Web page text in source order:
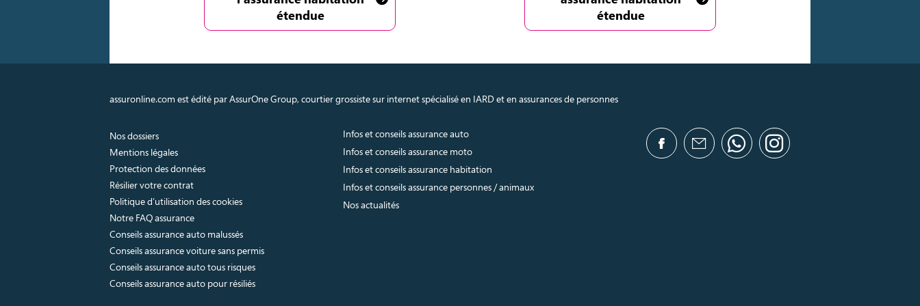
étendue
étendue
assuronline.com est édité par AssurOne Group, courtier grossiste sur internet spécialisé en IARD et en assurances de personnes
Nos dossiers
Mentions légales
Protection des données
Résilier votre contrat
Politique d’utilisation des cookies
Notre FAQ assurance
Conseils assurance auto malussés
Conseils assurance voiture sans permis
Conseils assurance auto tous risques
Conseils assurance auto pour résiliés
Infos et conseils assurance auto
Infos et conseils assurance moto
Infos et conseils assurance habitation
Infos et conseils assurance personnes / animaux
Nos actualités